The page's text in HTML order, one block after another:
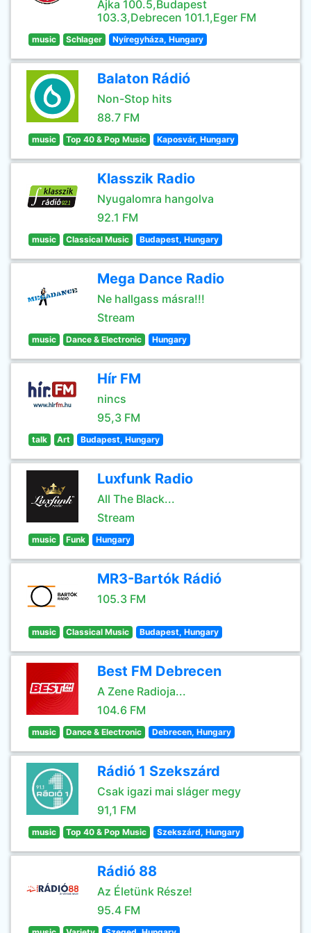
Ajka 100.5,Budapest
103.3,Debrecen 101.1,Eger FM
music Schlager Nyíregyháza, Hungary
Balaton Rádió
Non-Stop hits
88.7 FM
music Top 40 & Pop Music Kaposvár, Hungary
Klasszik Radio
Nyugalomra hangolva
92.1 FM
music Classical Music Budapest, Hungary
Mega Dance Radio
Ne hallgass másra!!!
Stream
music Dance & Electronic Hungary
Hír FM
nincs
95,3 FM
talk Art Budapest, Hungary
Luxfunk Radio
All The Black...
Stream
music Funk Hungary
MR3-Bartók Rádió
105.3 FM
music Classical Music Budapest, Hungary
Best FM Debrecen
A Zene Radioja...
104.6 FM
music Dance & Electronic Debrecen, Hungary
Rádió 1 Szekszárd
Csak igazi mai sláger megy
91,1 FM
music Top 40 & Pop Music Szekszárd, Hungary
Rádió 88
Az Életünk Része!
95.4 FM